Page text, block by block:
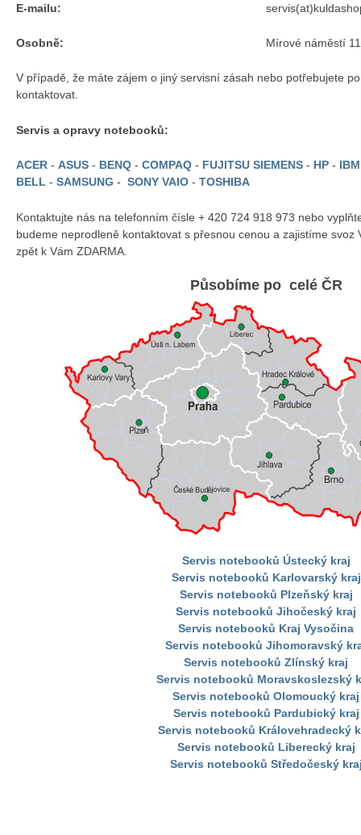
E-mailu:
Osobně: Mírové náměstí
V případě, že máte zájem o jiný servisní zásah nebo potřebujete
kontaktovat.
Servis a opravy notebooků:
ACER - ASUS - BENQ - COMPAQ - FUJITSU SIEMENS - HP -
BELL - SAMSUNG - SONY VAIO - TOSHIBA
Kontaktujte nás na telefonním čísle + 420 724 918 973 nebo
budeme neprodleně kontaktovat s přesnou cenou a zajistíme svoz
zpět k Vám ZDARMA.
Působíme po celé ČR
Servis notebooků Ústecký kraj
Servis notebooků Karlovarský kraj
Servis notebooků Plzeňský kraj
Servis notebooků Jihočeský kraj
Servis notebooků Kraj Vysočina
Servis notebooků Jihomoravský
Servis notebooků Zlínský kraj
Servis notebooků Moravskoslezský
Servis notebooků Olomoucký kraj
Servis notebooků Pardubický kraj
Servis notebooků Královehradecký
Servis notebooků Liberecký kraj
Servis notebooků Středočeský